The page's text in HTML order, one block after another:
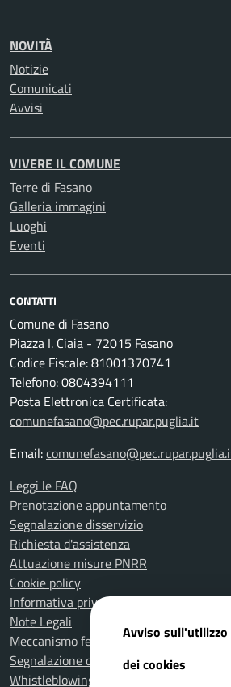
NOVITÀ
Notizie
Comunicati
Avvisi
VIVERE IL COMUNE
Terre di Fasano
Galleria immagini
Luoghi
Eventi
CONTATTI
Comune di Fasano
Piazza I. Ciaia - 72015 Fasano
Codice Fiscale: 81001370741
Telefono: 0804394111
Posta Elettronica Certificata:
comunefasano@pec.rupar.puglia.it
Email:
Leggi le FAQ
Prenotazione appuntamento
Segnalazione disservizio
Richiesta d'assistenza
Attuazione misure PNRR
Cookie policy
Informativa privacy
Note Legali
Meccanismo feedback per l'accessibilità
Segnalazione di illeciti nella Pubblica
Whistleblowing)
Avviso sull'utilizzo
dei cookies